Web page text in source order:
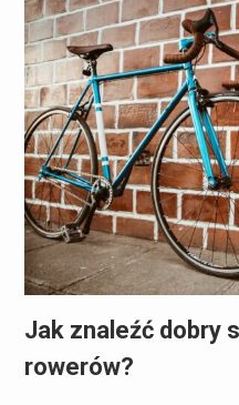
Jak znaleźć dobry
rowerów?